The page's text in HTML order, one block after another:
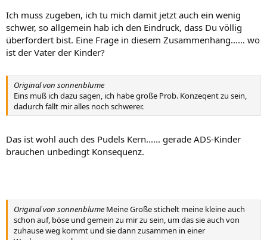
Ich muss zugeben, ich tu mich damit jetzt auch ein wenig
schwer, so allgemein hab ich den Eindruck, dass Du völlig
überfordert bist. Eine Frage in diesem Zusammenhang...... wo
ist der Vater der Kinder?
Original von sonnenblume
Eins muß ich dazu sagen, ich habe große Prob. Konzeqent zu sein,
dadurch fällt mir alles noch schwerer.
Das ist wohl auch des Pudels Kern...... gerade ADS-Kinder
brauchen unbedingt Konsequenz.
Original von sonnenblume Meine Große stichelt meine kleine auch
schon auf, böse und gemein zu mir zu sein, um das sie auch von
zuhause weg kommt und sie dann zusammen in einer